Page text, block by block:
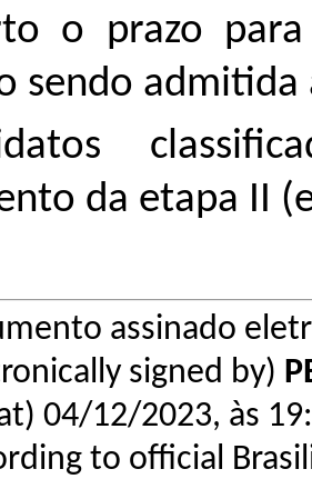
o prazo
sendo
da etapa II
assinado
signed by)
04/12/2023, às
to official